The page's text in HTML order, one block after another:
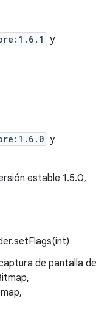
y
y
estable 1.5.0,
de pantalla de